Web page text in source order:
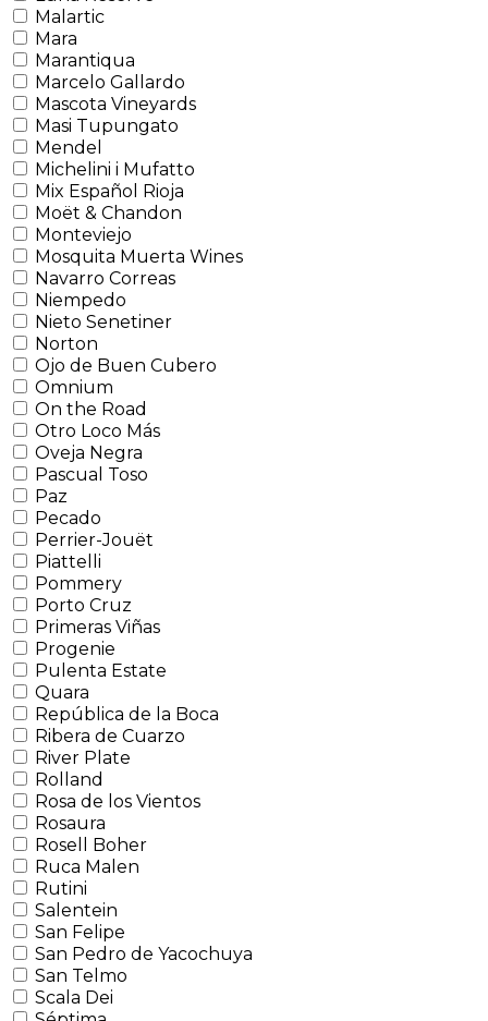
Malartic
Mara
Marantiqua
Marcelo Gallardo
Mascota Vineyards
Masi Tupungato
Mendel
Michelini i Mufatto
Mix Español Rioja
Moët & Chandon
Monteviejo
Mosquita Muerta Wines
Navarro Correas
Niempedo
Nieto Senetiner
Norton
Ojo de Buen Cubero
Omnium
On the Road
Otro Loco Más
Oveja Negra
Pascual Toso
Paz
Pecado
Perrier-Jouët
Piattelli
Pommery
Porto Cruz
Primeras Viñas
Progenie
Pulenta Estate
Quara
República de la Boca
Ribera de Cuarzo
River Plate
Rolland
Rosa de los Vientos
Rosaura
Rosell Boher
Ruca Malen
Rutini
Salentein
San Felipe
San Pedro de Yacochuya
San Telmo
Scala Dei